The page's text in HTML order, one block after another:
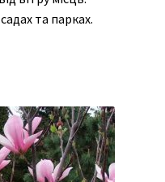
та парках.